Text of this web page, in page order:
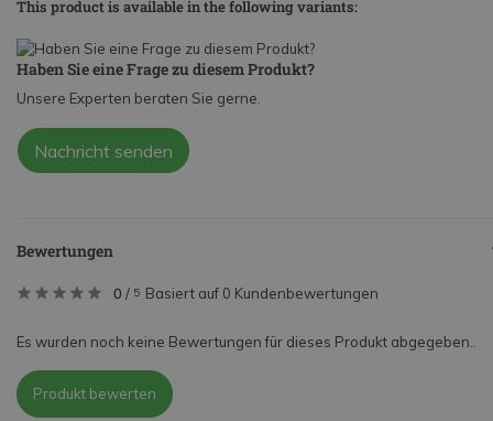
This product is available in the following variants:
Haben Sie eine Frage zu diesem Produkt?
Unsere Experten beraten Sie gerne.
Nachricht senden
Bewertungen
0 / 5 Basiert auf 0 Kundenbewertungen
Es wurden noch keine Bewertungen für dieses Produkt abgegeben..
Produkt bewerten